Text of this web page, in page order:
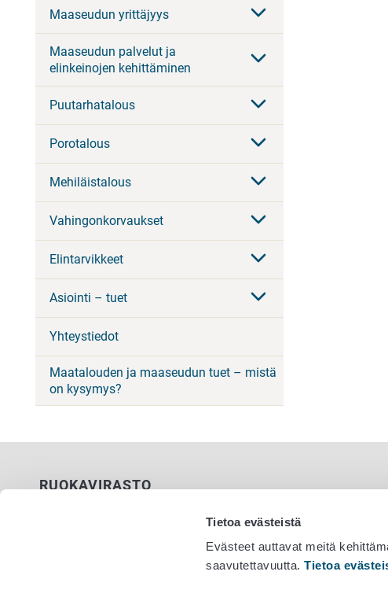
Tietoa evästeistä
Evästeet auttavat meitä
saavutettavuutta.Tietoa
Maaseudun yrittäjyys
Maaseudun palvelut ja
elinkeinojen kehittäminen
Puutarhatalous
Porotalous
Mehiläistalous
Vahingonkorvaukset
Elintarvikkeet
Asiointi – tuet
Yhteystiedot
Maatalouden ja maaseudun tuet – mistä
on kysymys?
RUOKAVIRASTO